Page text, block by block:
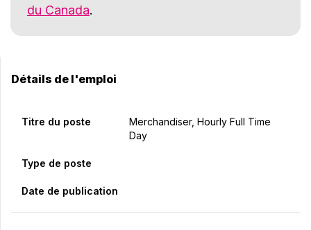
du Canada.
Détails de l'emploi
Titre du poste
Merchandiser, Hourly Full Time
Day
Type de poste
Date de publication